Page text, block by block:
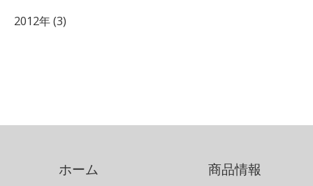
2012年 (3)
ホーム 商品情報